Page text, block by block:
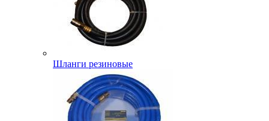
Шланги резиновые